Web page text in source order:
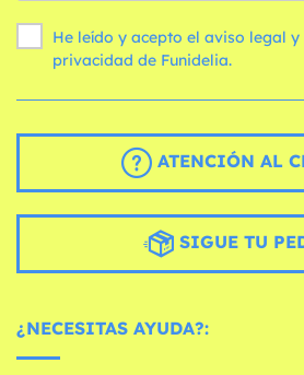
He leído y acepto el aviso legal y
privacidad de Funidelia.
ATENCIÓN AL
SIGUE TU
¿NECESITAS AYUDA?: